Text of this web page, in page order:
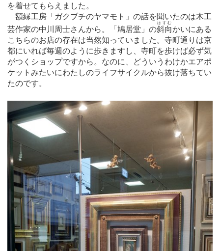
を着せてもらえました。
額縁工房「ガクブチのヤマモト」の話を聞いたのは木工
芸作家の中川周士さんから。「鳩居堂」の斜向
はすむ
かいにある
こちらのお店の存在は当然知っていました。寺町通りは京
都にいれば毎週のように歩きますし、寺町を歩けば必ず気
がつくショップですから。なのに、どういうわけかエアポ
ケットみたいにわたしのライフサイクルから抜け落ちてい
たのです。